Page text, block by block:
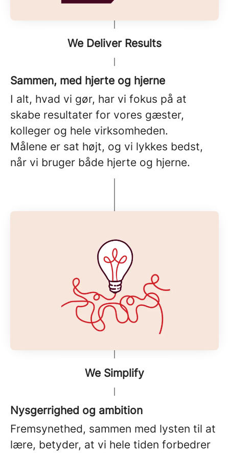
We Deliver Results
Sammen, med hjerte og hjerne
I alt, hvad vi gør, har vi fokus på at
skabe resultater for vores gæster,
kolleger og hele virksomheden.
Målene er sat højt, og vi lykkes bedst,
når vi bruger både hjerte og hjerne.
We Simplify
Nysgerrighed og ambition
Fremsynethed, sammen med lysten til at
lære, betyder, at vi hele tiden forbedrer